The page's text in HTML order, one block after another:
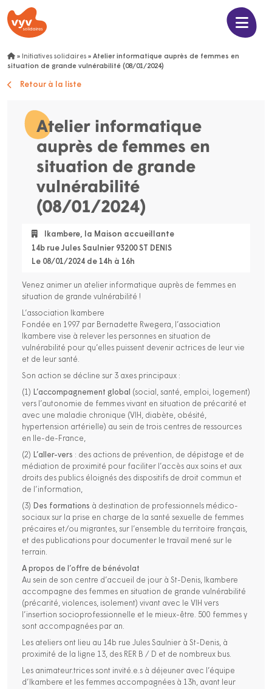
» Initiatives solidaires » Atelier informatique auprès de femmes en
situation de grande vulnérabilité (08/01/2024)
Retour à la liste
Atelier informatique
auprès de femmes en
situation de grande
vulnérabilité
(08/01/2024)
Ikambere, la Maison accueillante
14b rue Jules Saulnier 93200 ST DENIS
Le 08/01/2024 de 14h à 16h
Venez animer un atelier informatique auprès de femmes en
situation de grande vulnérabilité !
L’association Ikambere
Fondée en 1997 par Bernadette Rwegera, l’association
Ikambere vise à relever les personnes en situation de
vulnérabilité pour qu’elles puissent devenir actrices de leur vie
et de leur santé.
Son action se décline sur 3 axes principaux :
(1) L’accompagnement global (social, santé, emploi, logement)
vers l’autonomie de femmes vivant en situation de précarité et
avec une maladie chronique (VIH, diabète, obésité,
hypertension artérielle) au sein de trois centres de ressources
en Ile-de-France,
(2) L’aller-vers : des actions de prévention, de dépistage et de
médiation de proximité pour faciliter l’accès aux soins et aux
droits des publics éloignés des dispositifs de droit commun et
de l’information,
(3) Des formations à destination de professionnels médico-
sociaux sur la prise en charge de la santé sexuelle de femmes
précaires et/ou migrantes, sur l’ensemble du territoire français,
et des publications pour documenter le travail mené sur le
terrain.
A propos de l’offre de bénévolat
Au sein de son centre d’accueil de jour à St-Denis, Ikambere
accompagne des femmes en situation de grande vulnérabilité
(précarité, violences, isolement) vivant avec le VIH vers
l’insertion socioprofessionnelle et le mieux-être. 500 femmes y
sont accompagnées par an.
Les ateliers ont lieu au 14b rue Jules Saulnier à St-Denis, à
proximité de la ligne 13, des RER B / D et de nombreux bus.
Les animateur.trices sont invité.e.s à déjeuner avec l’équipe
d’Ikambere et les femmes accompagnées à 13h, avant leur